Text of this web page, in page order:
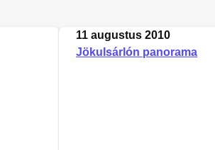
11 augustus 2010
Jökulsárlón panorama